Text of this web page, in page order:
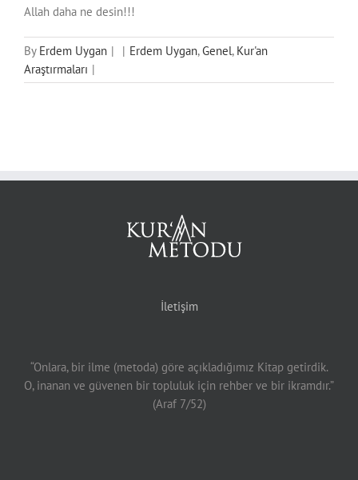
Allah daha ne desin!!!
By Erdem Uygan | | Erdem Uygan,Genel, Kur'an
Araştırmaları |
İletişim
“Onlara, bir ilme (metoda) göre açıkladığımız Kitap getirdik.
O, inanan ve güvenen bir topluluk için rehber ve bir ikramdır.”
(Araf 7/52)